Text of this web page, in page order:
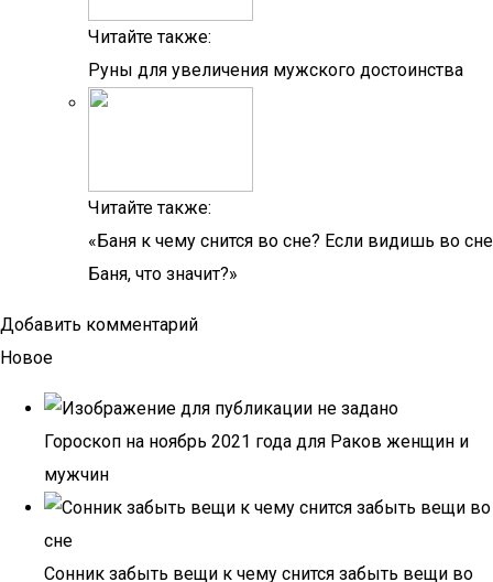
Читайте также:
Руны для увеличения мужского достоинства
Читайте также:
«Баня к чему снится во сне? Если видишь во сне
Баня, что значит?»
Добавить комментарий
Новое
Гороскоп на ноябрь 2021 года для Раков женщин и
мужчин
Сонник забыть вещи к чему снится забыть вещи во